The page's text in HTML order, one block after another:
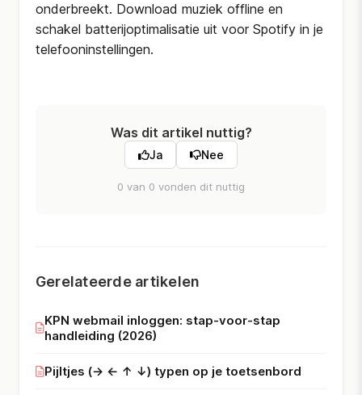
onderbreekt. Download muziek offline en
schakel batterijoptimalisatie uit voor Spotify in je
telefooninstellingen.
Was dit artikel nuttig?
Ja Nee
0 van 0 vonden dit nuttig
Gerelateerde artikelen
KPN webmail inloggen: stap-voor-stap
handleiding (2026)
Pijltjes (→ ← ↑ ↓) typen op je toetsenbord